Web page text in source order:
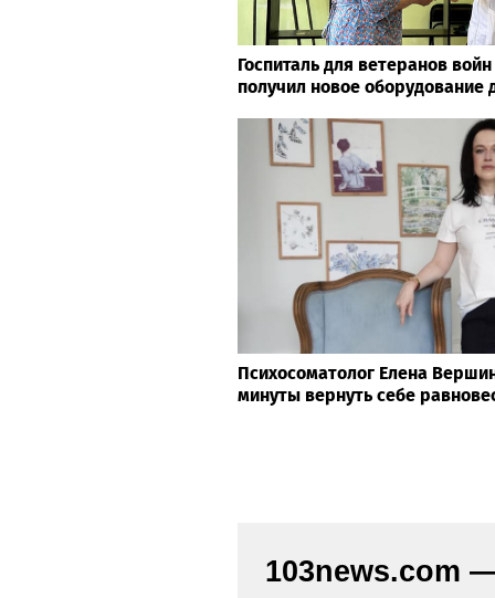
Госпиталь для ветеранов
получил новое оборудование
Психосоматолог Елена
минуты вернуть себе
103news.com